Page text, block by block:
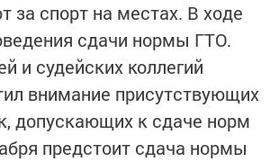
за спорт на местах. В ходе
сдачи нормы ГТО.
и судейских коллегий
внимание присутствующих
допускающих к сдаче норм
предстоит сдача нормы